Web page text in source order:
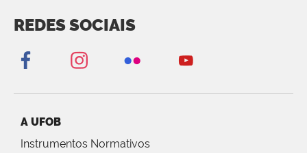
REDES SOCIAIS
A UFOB
Instrumentos Normativos